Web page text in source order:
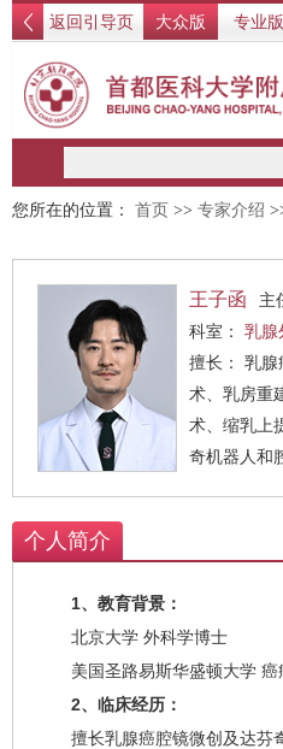
返回引导页 大众版 专业版
您所在的位置： 首页 >> 专家介绍
王子函
主
科室： 乳腺
擅长： 乳腺癌腔镜微创及达芬奇机器人手
术、乳房重
术、缩乳上
奇机器人和
个人简介
1、教育背景：
北京大学 外科学博士
美国圣路易斯华盛顿大学 癌
2、临床经历：
擅长乳腺癌腔镜微创及达芬